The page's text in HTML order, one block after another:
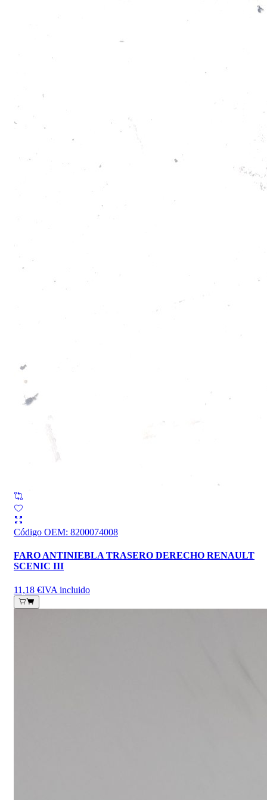
Código OEM: 8200074008
FARO ANTINIEBLA TRASERO DERECHO RENAULT
SCENIC III
11,18 €IVA incluido